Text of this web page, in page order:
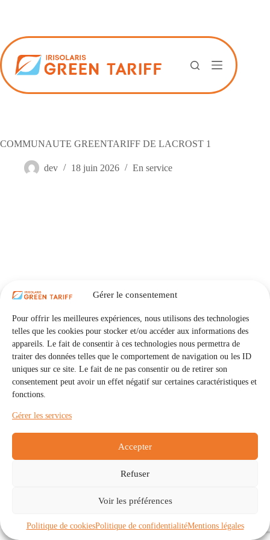
Gérer le consentement
Pour offrir les meilleures expériences, nous utilisons des technologies
telles que les cookies pour stocker et/ou accéder aux informations des
appareils. Le fait de consentir à ces technologies nous permettra de
traiter des données telles que le comportement de navigation ou les ID
uniques sur ce site. Le fait de ne pas consentir ou de retirer son
consentement peut avoir un effet négatif sur certaines caractéristiques et
fonctions.
Gérer les services
Accepter
Refuser
Voir les préférences
Politique de cookiesPolitique de confidentialitéMentions légales
COMMUNAUTE GREENTARIFF DE LACROST 1
dev 18 juin 2026 En service
Communautés
À propos
Politique de cookies (UE)